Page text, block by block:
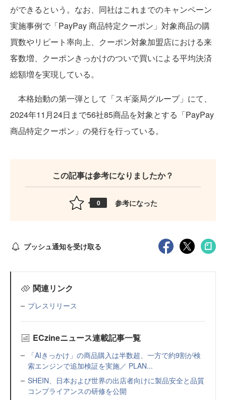
ができるという。なお、同社はこれまでのキャンペーン
実施事例で「PayPay 商品特定クーポン」対象商品の購
買数やリピート率向上、クーポン対象加盟店における来
客数増、クーポンきっかけのついで買いによる平均決済
総額増を実現している。
本格始動の第一弾として「スギ薬局グループ」にて、
2024年11月24日まで56社85商品を対象とする「PayPay
商品特定クーポン」の発行を行っている。
この記事は参考になりましたか？
0 参考になった
プッシュ通知を受け取る
関連リンク
プレスリリース
ECzineニュース連載記事一覧
「AIきっかけ」の商品購入は半数超、一方で約9割が検
索エンジンで追加検証を実施／ PLAN...
SHEIN、日本および世界の出店者向けに製品安全と品質
コンプライアンスの研修を公開